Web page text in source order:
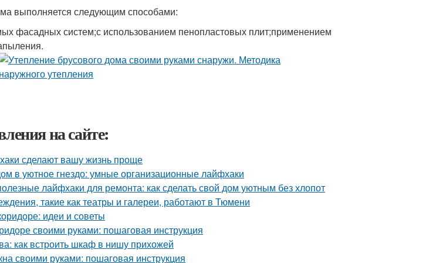
выполняется следующим способами:
фасадных систем;с использованием пенопластовых плит;применением
на сайте:
сделают вашу жизнь проще
в уютное гнездо: умные организационные лайфхаки
лайфхаки для ремонта: как сделать свой дом уютным без хлопот
такие как театры и галереи, работают в Тюмени
идеи и советы
своими руками: пошаговая инструкция
как встроить шкаф в нишу прихожей
своими руками: пошаговая инструкция